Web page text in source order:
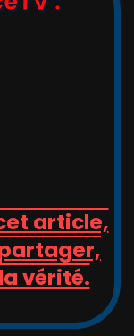
article,
vérité.